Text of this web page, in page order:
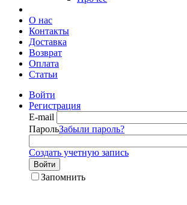
О нас
Контакты
Доставка
Возврат
Оплата
Статьи
Войти
Регистрация
E-mail
ПарольЗабыли пароль?
Создать учетную запись
Войти
Запомнить